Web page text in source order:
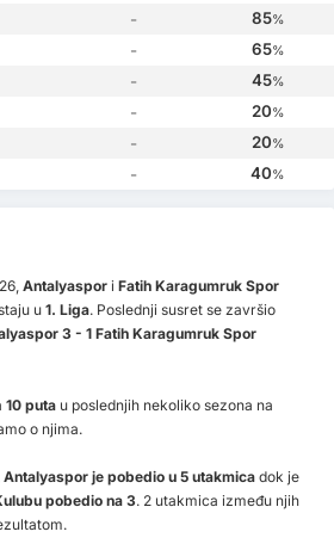
- 85%
- 65%
- 45%
- 20%
- 20%
- 40%
Antalyaspor i Fatih Karagumruk Spor
u 1. Liga. Poslednji susret se završio
3 - 1 Fatih Karagumruk Spor
10 puta u poslednjih nekoliko sezona na
o njima.
Antalyaspor je pobedio u 5 utakmica dok je
pobedio na 3. 2 utakmica između njih